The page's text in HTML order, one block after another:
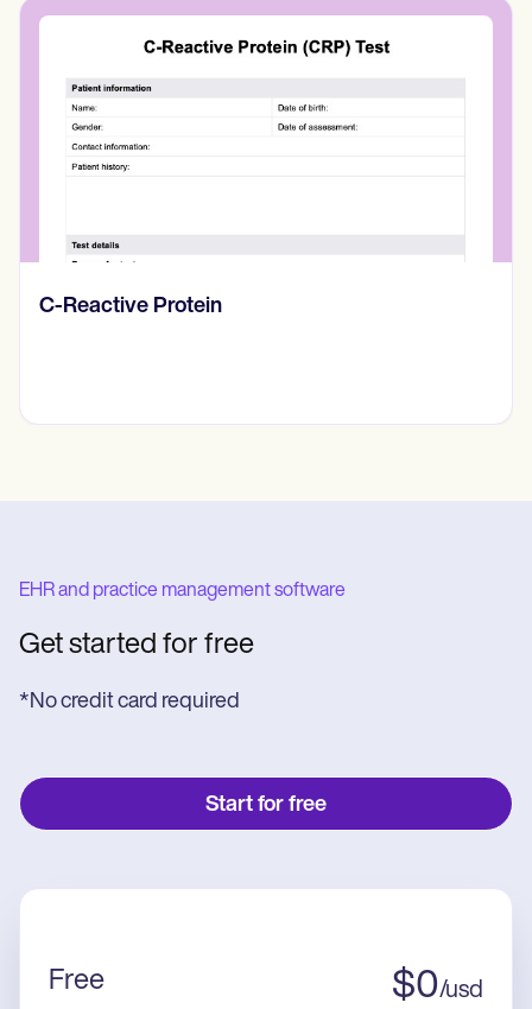
C-Reactive Protein
EHR and practice management software
Get started for free
*No credit card required
Start for free
Free $0/usd